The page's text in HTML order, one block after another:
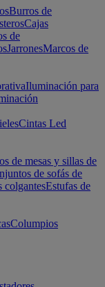
Burros de
Cajas
de
JarronesMarcos de
Iluminación para
Cintas Led
de mesas y sillas de
de sofás de
colgantesEstufas de
Columpios